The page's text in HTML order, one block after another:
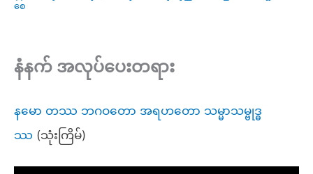
စေ
နံနက် အလုပ်ပေးတရား
နမော တဿ ဘဂဝတော အရဟတော သမ္မာသမ္ဗုဒ္ဓ
ဿ (သုံးကြိမ်)